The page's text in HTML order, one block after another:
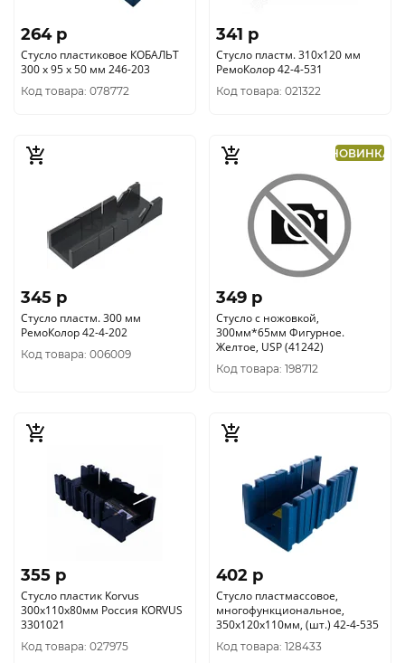
264 p
Стусло пластиковое КОБАЛЬТ
300 x 95 х 50 мм 246-203
Код товара: 078772
341 p
Стусло пластм. 310х120 мм
РемоКолор 42-4-531
Код товара: 021322
345 p
Стусло пластм. 300 мм
РемоКолор 42-4-202
Код товара: 006009
НОВИНКА
349 p
Стусло с ножовкой,
300мм*65мм Фигурное.
Желтое, USP (41242)
Код товара: 198712
355 p
Стусло пластик Korvus
300х110х80мм Россия KORVUS
3301021
Код товара: 027975
402 p
Стусло пластмассовое,
многофункциональное,
350х120х110мм, (шт.) 42-4-535
Код товара: 128433